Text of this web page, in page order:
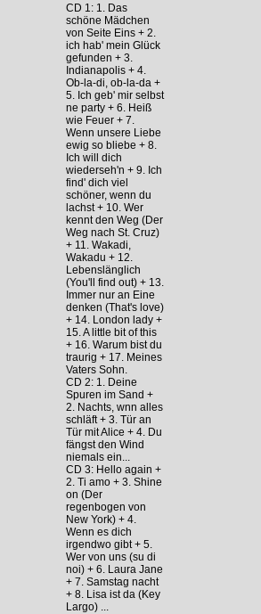
CD 1: 1. Das
schöne Mädchen
von Seite Eins + 2.
ich hab' mein Glück
gefunden + 3.
Indianapolis + 4.
Ob-la-di, ob-la-da +
5. Ich geb' mir selbst
ne party + 6. Heiß
wie Feuer + 7.
Wenn unsere Liebe
ewig so bliebe + 8.
Ich will dich
wiederseh'n + 9. Ich
find' dich viel
schöner, wenn du
lachst + 10. Wer
kennt den Weg (Der
Weg nach St. Cruz)
+ 11. Wakadi,
Wakadu + 12.
Lebenslänglich
(You'll find out) + 13.
Immer nur an Eine
denken (That's love)
+ 14. London lady +
15. A little bit of this
+ 16. Warum bist du
traurig + 17. Meines
Vaters Sohn.
CD 2: 1. Deine
Spuren im Sand +
2. Nachts, wnn alles
schläft + 3. Tür an
Tür mit Alice + 4. Du
fängst den Wind
niemals ein...
CD 3: Hello again +
2. Ti amo + 3. Shine
on (Der
regenbogen von
New York) + 4.
Wenn es dich
irgendwo gibt + 5.
Wer von uns (su di
noi) + 6. Laura Jane
+ 7. Samstag nacht
+ 8. Lisa ist da (Key
Largo) ...